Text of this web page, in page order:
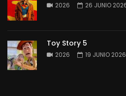
2026 26 JUNIO
Toy Story 5
2026 19 JUNIO 2026